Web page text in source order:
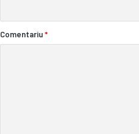
Comentariu*